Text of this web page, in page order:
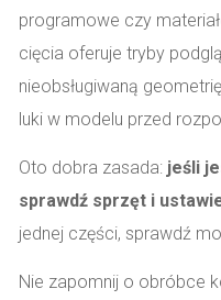
programowe czy
cięcia oferuje tryby
nieobsługiwaną
luki w modelu przed
Oto dobra zasada: jeśli
sprawdź sprzęt i
jednej części, sprawdź
Nie zapomnij o obróbce